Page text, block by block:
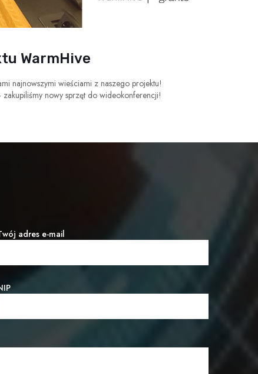
WarmHive
najnowszymi wieściami z naszego projektu!
nowy sprzęt do wideokonferencji!
adres e-mail